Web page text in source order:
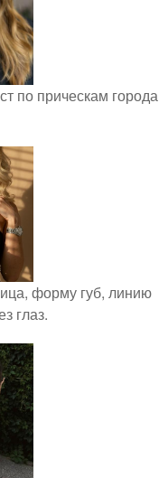
по прическам города
форму губ, линию
глаз.